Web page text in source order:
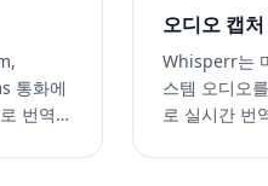
통화에
번역하
오디오 캡처
Whisperr는
스템 오디오
로 실시간 번